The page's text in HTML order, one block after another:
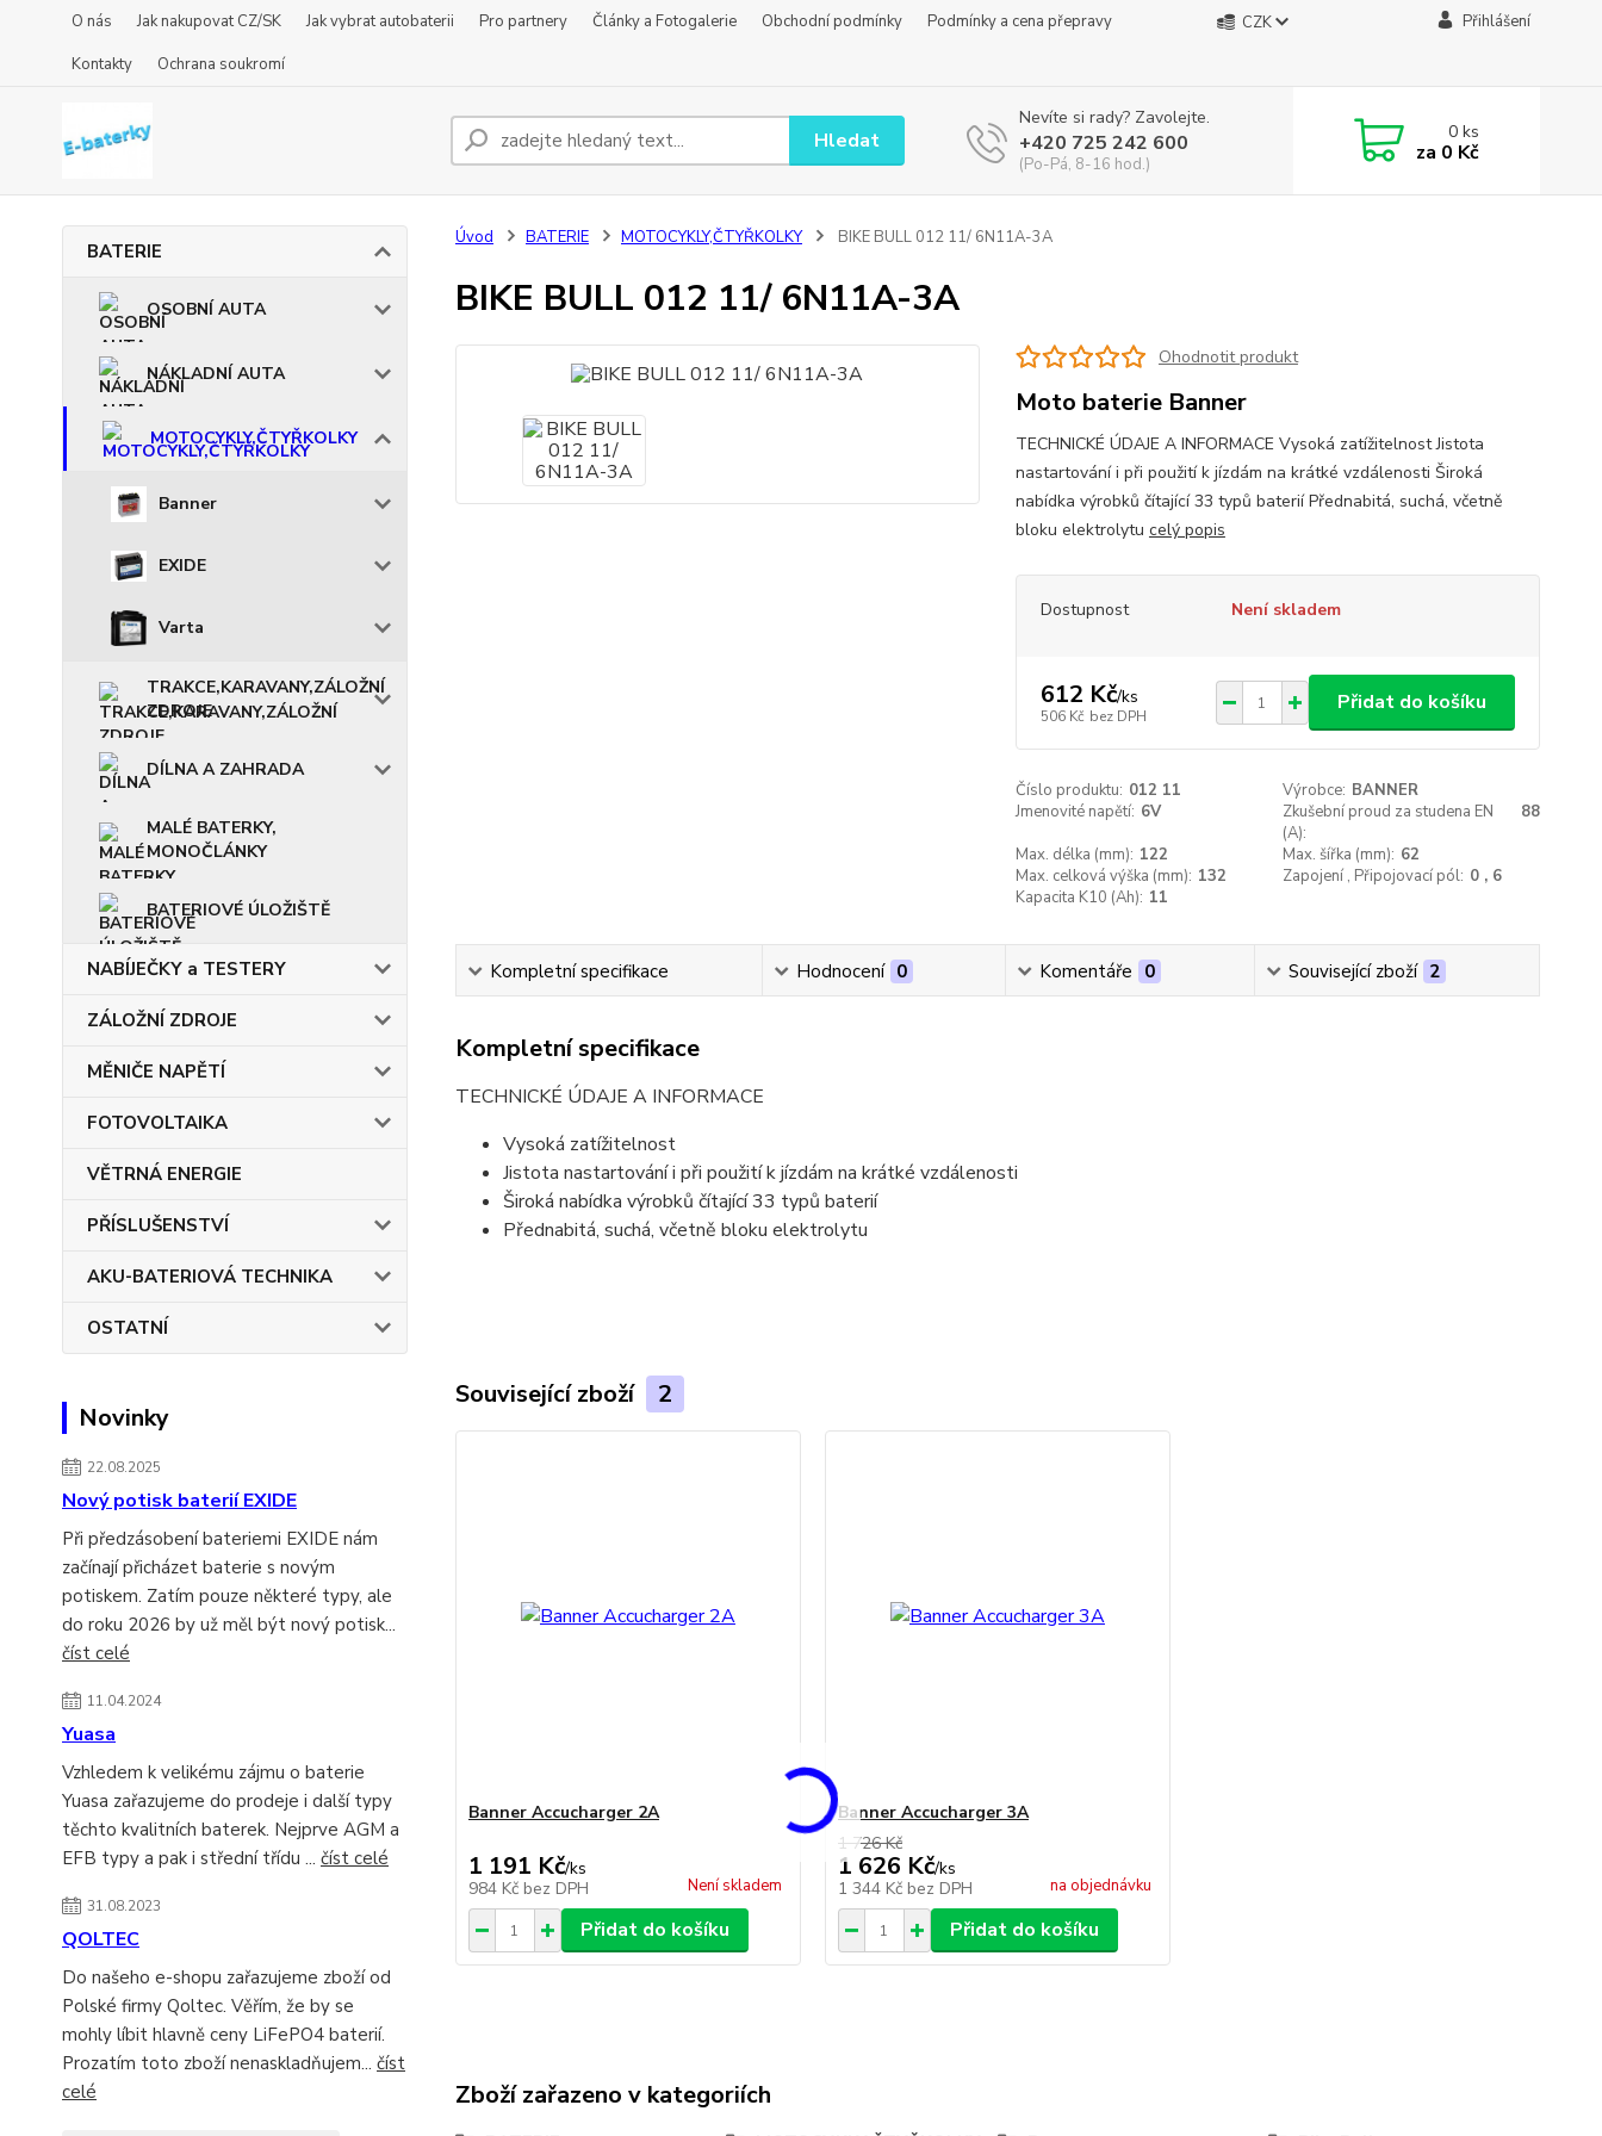
O nás Jak nakupovat CZ/SK Jak vybrat autobaterii Pro partnery Články a Fotogalerie Obchodní podmínky
Podmínky a cena přepravy
Kontakty
Ochrana soukromí
CZK Přihlášení
Hledat
Nevíte si rady? Zavolejte.
+420 725 242 600
(Po-Pá, 8-16 hod.)
0ks
za 0 Kč
BATERIE
OSOBNÍ AUTA
NÁKLADNÍ AUTA
MOTOCYKLY,ČTYŘKOLKY
Banner
EXIDE
Varta
TRAKCE,KARAVANY,ZÁLOŽNÍ
ZDROJE
DÍLNA A ZAHRADA
MALÉ BATERKY,
MONOČLÁNKY
BATERIOVÉ ÚLOŽIŠTĚ
NABÍJEČKY a TESTERY
ZÁLOŽNÍ ZDROJE
MĚNIČE NAPĚTÍ
FOTOVOLTAIKA
VĚTRNÁ ENERGIE
PŘÍSLUŠENSTVÍ
AKU-BATERIOVÁ TECHNIKA
OSTATNÍ
Novinky
22.08.2025
Nový potisk baterií EXIDE
Při předzásobení bateriemi EXIDE nám
začínají přicházet baterie s novým
potiskem. Zatím pouze některé typy, ale
do roku 2026 by už měl být nový potisk...
číst celé
11.04.2024
Yuasa
Vzhledem k velikému zájmu o baterie
Yuasa zařazujeme do prodeje i další typy
těchto kvalitních baterek. Nejprve AGM a
EFB typy a pak i střední třídu ... číst celé
31.08.2023
QOLTEC
Do našeho e-shopu zařazujeme zboží od
Polské firmy Qoltec. Věřím, že by se
mohly líbit hlavně ceny LiFePO4 baterií.
Prozatím toto zboží nenaskladňujem... číst
celé
Úvod BATERIE MOTOCYKLY,ČTYŘKOLKY BIKE BULL 012 11/ 6N11A-3A
BIKE BULL 012 11/ 6N11A-3A
Ohodnotit produkt
Moto baterie Banner
TECHNICKÉ ÚDAJE A INFORMACE Vysoká zatížitelnost Jistota
nastartování i při použití k jízdám na krátké vzdálenosti Široká
nabídka výrobků čítající 33 typů baterií Přednabitá, suchá, včetně
bloku elektrolytu celý popis
Dostupnost Není skladem
612 Kč/ks
506 Kč bez DPH
Přidat do košíku
Číslo produktu: 012 11 Výrobce: BANNER
Jmenovité napětí: 6V
Zkušební proud za studena EN
(A):
88
Max. délka (mm): 122 Max. šířka (mm): 62
Max. celková výška (mm): 132 Zapojení , Připojovací pól: 0 , 6
Kapacita K10 (Ah): 11
Kompletní specifikace Hodnocení 0 Komentáře 0 Související zboží 2
Kompletní specifikace
TECHNICKÉ ÚDAJE A INFORMACE
Vysoká zatížitelnost
Jistota nastartování i při použití k jízdám na krátké vzdálenosti
Široká nabídka výrobků čítající 33 typů baterií
Přednabitá, suchá, včetně bloku elektrolytu
Související zboží 2
Banner Accucharger 2A
1 191 Kč/ks
984 Kč bez DPH Není skladem
Přidat do košíku
Banner Accucharger 3A
1 726 Kč
1 626 Kč/ks
1 344 Kč bez DPH na objednávku
Přidat do košíku
Zboží zařazeno v kategoriích